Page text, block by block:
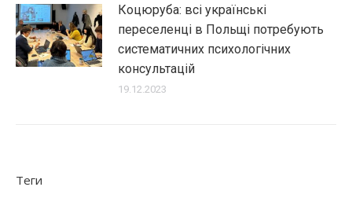
Коцюруба: всі українські
переселенці в Польщі потребують
систематичних психологічних
консультацій
19.12.2023
Теги